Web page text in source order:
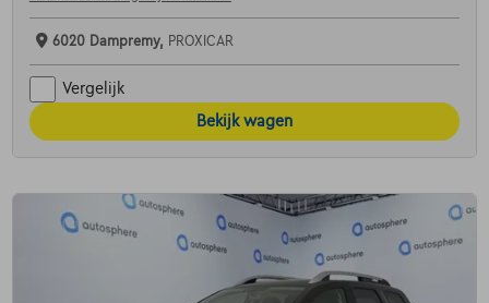
6020 Dampremy, PROXICAR
Vergelijk
Bekijk wagen